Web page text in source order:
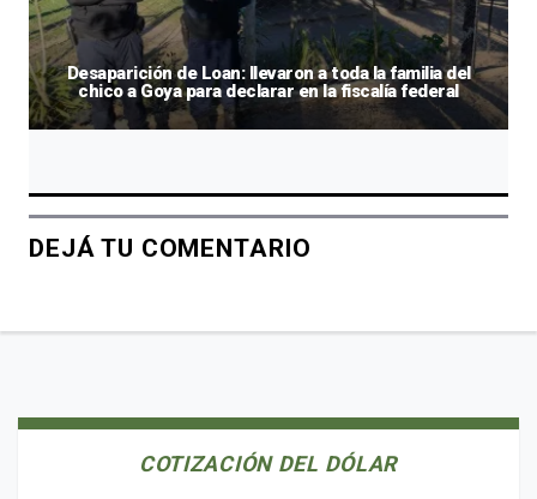
Desaparición de Loan: llevaron a toda la familia del
chico a Goya para declarar en la fiscalía federal
DEJÁ TU COMENTARIO
COTIZACIÓN DEL DÓLAR